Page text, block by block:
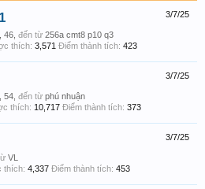
3/7/25
46, đến từ 256a cmt8 p10 q3
thích: 3,571 Điểm thành tích: 423
3/7/25
54, đến từ phú nhuận
thích: 10,717 Điểm thành tích: 373
3/7/25
VL
thích: 4,337 Điểm thành tích: 453